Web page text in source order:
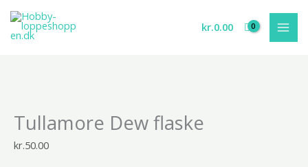
indholdet
kr.0.00
Tullamore Dew flaske
kr.50.00
Dew
flaske
antal